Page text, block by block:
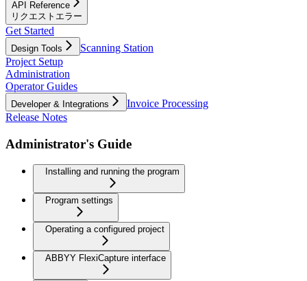
API Reference
リクエストエラー
Get Started
Design Tools
Scanning Station
Project Setup
Administration
Operator Guides
Developer & Integrations
Invoice Processing
Release Notes
Administrator's Guide
Installing and running the program
Program settings
Operating a configured project
ABBYY FlexiCapture interface